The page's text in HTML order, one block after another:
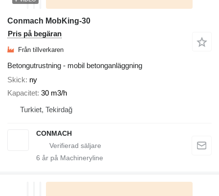
Conmach MobKing-30
Pris på begäran
Från tillverkaren
Betongutrustning - mobil betonganläggning
Skick ny
Kapacitet 30 m3/h
Turkiet, Tekirdağ
CONMACH
6 år på Machineryline